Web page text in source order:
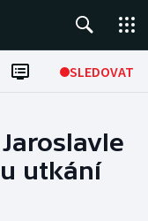
SLEDOVAT
utkání